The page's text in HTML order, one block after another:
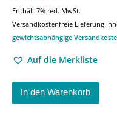
Enthält 7% red. MwSt.
Versandkostenfreie Lieferung
gewichtsabhängige
Auf die Merkliste
In den Warenkorb